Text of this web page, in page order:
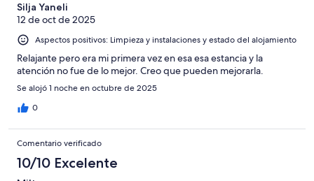
Silja Yaneli
12 de oct de 2025
Aspectos positivos: Limpieza y instalaciones y estado del alojamiento
Relajante pero era mi primera vez en esa esa estancia y la
atención no fue de lo mejor. Creo que pueden mejorarla.
Se alojó 1 noche en octubre de 2025
0
Comentario verificado
10/10 Excelente